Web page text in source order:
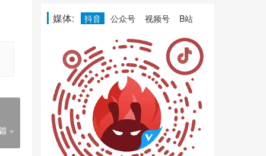
»
媒体: 抖音 公众号 视频号 B站